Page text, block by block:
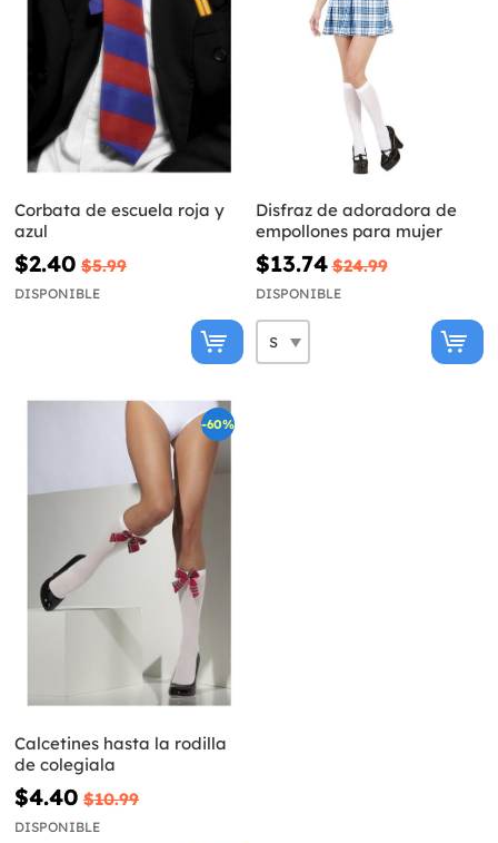
Corbata de escuela roja y
azul
$2.40 $5.99
DISPONIBLE
Disfraz de adoradora de
empollones para mujer
$13.74 $24.99
DISPONIBLE
-60%
Calcetines hasta la rodilla
de colegiala
$4.40 $10.99
DISPONIBLE